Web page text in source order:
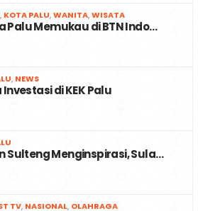
, KOTA PALU,WANITA,WISATA
Palu Memukau di BTN Indo…
, NEWS
Investasi di KEK Palu
Sulteng Menginspirasi, Sula…
TV, NASIONAL, OLAHRAGA